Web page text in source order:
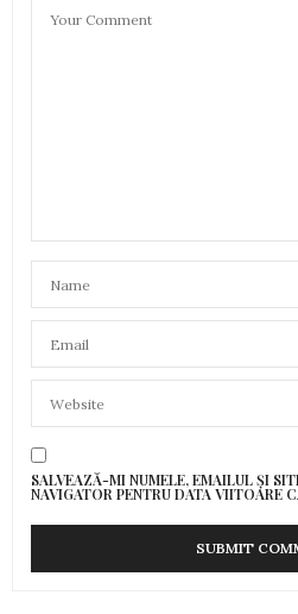
SALVEAZĂ-MI NUMELE, EMAILUL ȘI
NAVIGATOR PENTRU DATA VIITOARE